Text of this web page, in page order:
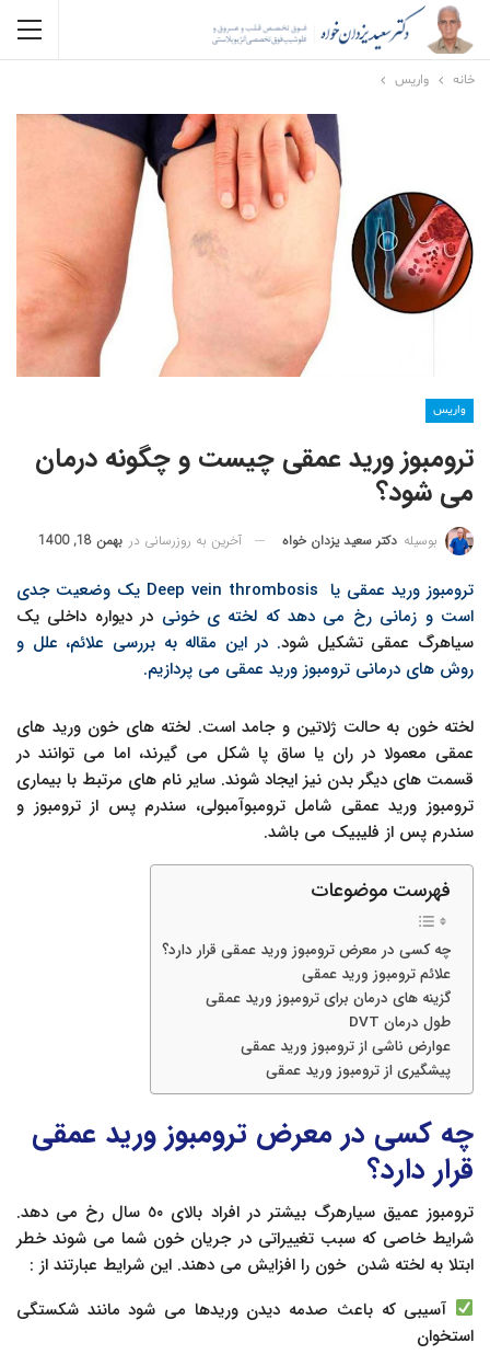
خانه واریس
واریس
ترومبوز ورید عمقی چیست و چگونه درمان
می شود؟
بوسیله دکتر سعید یزدان خواه آخرین به روزرسانی در بهمن 18, 1400
ترومبوز ورید عمقی یا Deep vein thrombosis یک وضعیت جدی
است و زمانی رخ می دهد که لخته ی خونی در دیواره داخلی یک
سیاهرگ عمقی تشکیل شود. در این مقاله به بررسی علائم، علل و
روش های درمانی ترومبوز ورید عمقی می پردازیم.
لخته خون به حالت ژلاتین و جامد است. لخته های خون ورید های
عمقی معمولا در ران یا ساق پا شکل می گیرند، اما می توانند در
قسمت های دیگر بدن نیز ایجاد شوند. سایر نام های مرتبط با بیماری
ترومبوز ورید عمقی شامل ترومبوآمبولی، سندرم پس از ترومبوز و
سندرم پس از فلیبیک می باشد.
فهرست موضوعات
چه کسی در معرض ترومبوز ورید عمقی قرار دارد؟
علائم ترومبوز ورید عمقی
گزینه های درمان برای ترومبوز ورید عمقی
طول درمان DVT
عوارض ناشی از ترومبوز ورید عمقی
پیشگیری از ترومبوز ورید عمقی
چه کسی در معرض ترومبوز ورید عمقی
قرار دارد؟
ترومبوز عمیق سیارهرگ بیشتر در افراد بالای ٥٠ سال رخ می دهد.
شرایط خاصی که سبب تغییراتی در جریان خون شما می شوند خطر
ابتلا به لخته شدن خون را افزایش می دهند. این شرایط عبارتند از :
آسیبى که باعث صدمه دیدن وریدها می شود مانند شکستگی
استخوان